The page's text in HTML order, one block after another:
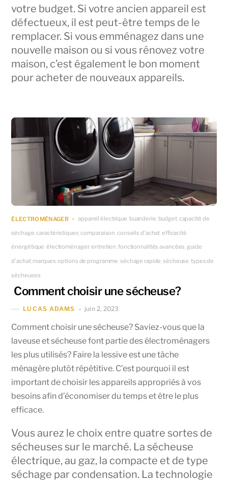
votre budget. Si votre ancien appareil est
défectueux, il est peut-être temps de le
remplacer. Si vous emménagez dans une
nouvelle maison ou si vous rénovez votre
maison, c’est également le bon moment
pour acheter de nouveaux appareils.
ÉLECTROMÉNAGER appareil électrique buanderie budget, capacité de
séchage caractéristiques comparaison conseils d'achat efficacité
énergétique,électroménager,entretien,fonctionnalités avancées, guide
d'achat,marques,options de programme,séchage rapide,sécheuse,types de
sécheuses
Comment choisir une sécheuse?
LUCAS ADAMS juin 2, 2023
Comment choisir une sécheuse? Saviez-vous que la
laveuse et sécheuse font partie des électroménagers
les plus utilisés? Faire la lessive est une tâche
ménagère plutôt répétitive. C’est pourquoi il est
important de choisir les appareils appropriés à vos
besoins afin d’économiser du temps et être le plus
efficace.
Vous aurez le choix entre quatre sortes de
sécheuses sur le marché. La sécheuse
électrique, au gaz, la compacte et de type
séchage par condensation. La technologie